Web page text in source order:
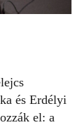
és Erdélyi
el: a